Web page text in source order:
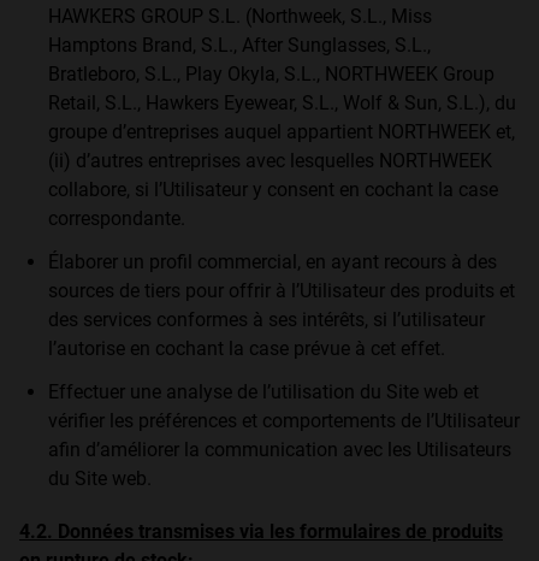
HAWKERS GROUP S.L. (Northweek, S.L., Miss
Hamptons Brand, S.L., After Sunglasses, S.L.,
Bratleboro, S.L., Play Okyla, S.L., NORTHWEEK Group
Retail, S.L., Hawkers Eyewear, S.L., Wolf & Sun, S.L.), du
groupe d’entreprises auquel appartient NORTHWEEK et,
(ii) d’autres entreprises avec lesquelles NORTHWEEK
collabore, si l’Utilisateur y consent en cochant la case
correspondante.
Élaborer un profil commercial, en ayant recours à des
sources de tiers pour offrir à l’Utilisateur des produits et
des services conformes à ses intérêts, si l’utilisateur
l’autorise en cochant la case prévue à cet effet.
Effectuer une analyse de l’utilisation du Site web et
vérifier les préférences et comportements de l’Utilisateur
afin d’améliorer la communication avec les Utilisateurs
du Site web.
4.2. Données transmises via les formulaires de produits